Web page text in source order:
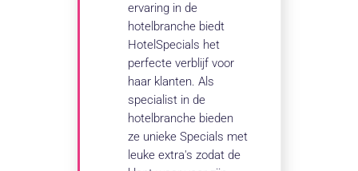
ervaring in de
hotelbranche biedt
HotelSpecials het
perfecte verblijf voor
haar klanten. Als
specialist in de
hotelbranche bieden
ze unieke Specials met
leuke extra's zodat de